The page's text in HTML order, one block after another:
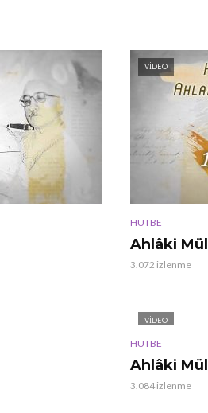
VIDEO
HUTBE
Ahlâki
3.072 izlenme
VIDEO
HUTBE
Ahlâki
3.084 izlenme